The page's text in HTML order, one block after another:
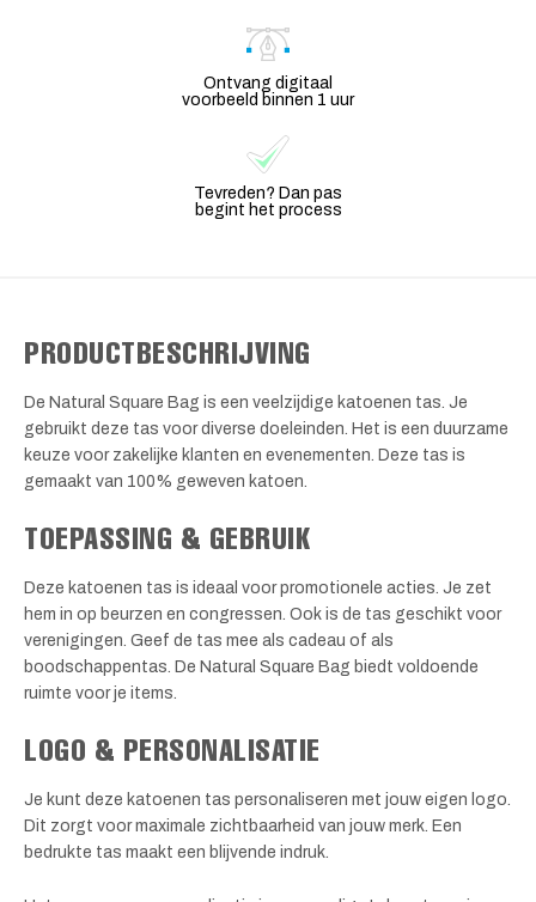
Ontvang digitaal
voorbeeld binnen 1 uur
Tevreden? Dan pas
begint het process
PRODUCTBESCHRIJVING
De Natural Square Bag is een veelzijdige katoenen tas. Je
gebruikt deze tas voor diverse doeleinden. Het is een duurzame
keuze voor zakelijke klanten en evenementen. Deze tas is
gemaakt van 100% geweven katoen.
TOEPASSING & GEBRUIK
Deze katoenen tas is ideaal voor promotionele acties. Je zet
hem in op beurzen en congressen. Ook is de tas geschikt voor
verenigingen. Geef de tas mee als cadeau of als
boodschappentas. De Natural Square Bag biedt voldoende
ruimte voor je items.
LOGO & PERSONALISATIE
Je kunt deze katoenen tas personaliseren met jouw eigen logo.
Dit zorgt voor maximale zichtbaarheid van jouw merk. Een
bedrukte tas maakt een blijvende indruk.